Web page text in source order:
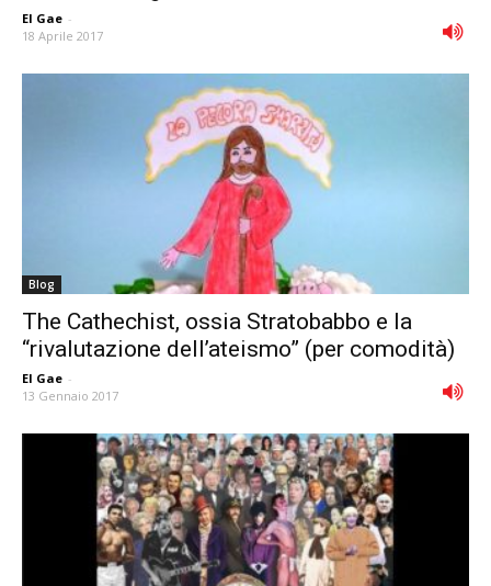
El Gae -
18 Aprile 2017
Blog
The Cathechist, ossia Stratobabbo e la
“rivalutazione dell’ateismo” (per comodità)
El Gae -
13 Gennaio 2017